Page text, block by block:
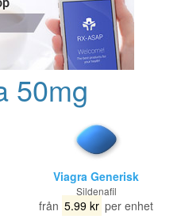
50mg
Viagra Generisk
Sildenafil
från 5.99 kr per enhet